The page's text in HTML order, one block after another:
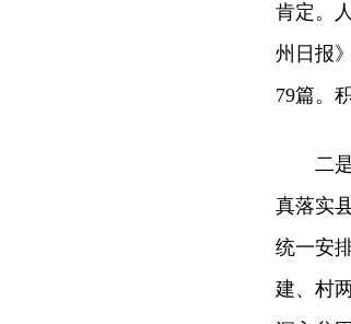
肯定。
州日报
79篇。
二是
真落实
统一安
建、村